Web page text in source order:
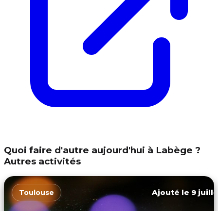
Quoi faire d'autre aujourd'hui à Labège ?
Autres activités
Toulouse Ajouté le 9